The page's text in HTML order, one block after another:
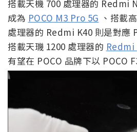
搭載天機 700 處理器的 Redmi
成為 POCO M3 Pro 5G 、搭載
處理器的 Redmi K40 則是對應
搭載天璣 1200 處理器的 Redmi
有望在 POCO 品牌下以 POCO